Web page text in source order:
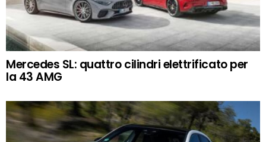
Mercedes SL: quattro cilindri elettrificato per
la 43 AMG